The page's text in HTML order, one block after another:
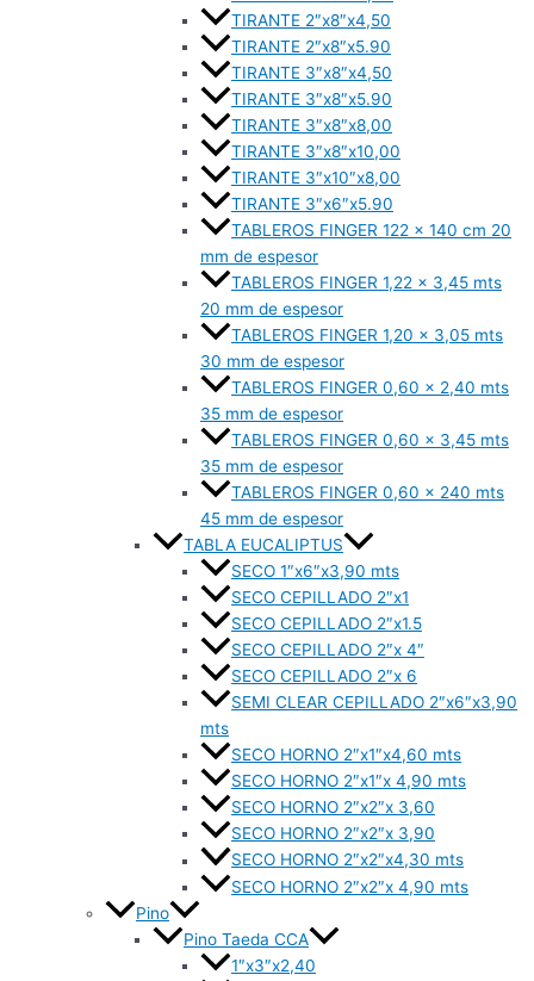
TIRANTE 2″x8″x4,50
TIRANTE 2″x8″x5.90
TIRANTE 3″x8″x4,50
TIRANTE 3″x8″x5.90
TIRANTE 3″x8″x8,00
TIRANTE 3″x8″x10,00
TIRANTE 3″x10″x8,00
TIRANTE 3″x6″x5.90
TABLEROS FINGER 122 x 140 cm 20
mm de espesor
TABLEROS FINGER 1,22 x 3,45 mts
20 mm de espesor
TABLEROS FINGER 1,20 x 3,05 mts
30 mm de espesor
TABLEROS FINGER 0,60 x 2,40 mts
35 mm de espesor
TABLEROS FINGER 0,60 x 3,45 mts
35 mm de espesor
TABLEROS FINGER 0,60 x 240 mts
45 mm de espesor
TABLA EUCALIPTUS
SECO 1″x6″x3,90 mts
SECO CEPILLADO 2″x1
SECO CEPILLADO 2″x1.5
SECO CEPILLADO 2″x 4″
SECO CEPILLADO 2″x 6
SEMI CLEAR CEPILLADO 2″x6″x3,90
mts
SECO HORNO 2″x1″x4,60 mts
SECO HORNO 2″x1″x 4,90 mts
SECO HORNO 2″x2″x 3,60
SECO HORNO 2″x2″x 3,90
SECO HORNO 2″x2″x4,30 mts
SECO HORNO 2″x2″x 4,90 mts
Pino
Pino Taeda CCA
1″x3″x2,40